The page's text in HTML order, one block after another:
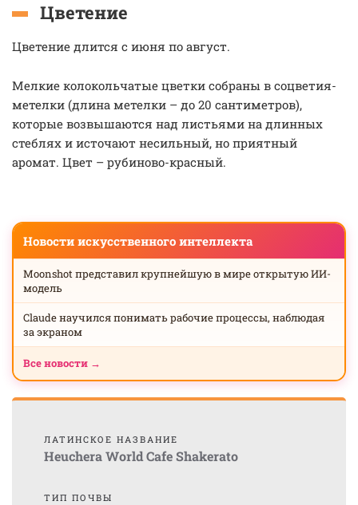
Цветение
Цветение длится с июня по август.
Мелкие колокольчатые цветки собраны в соцветия-
метелки (длина метелки – до 20 сантиметров),
которые возвышаются над листьями на длинных
стеблях и источают несильный, но приятный
аромат. Цвет – рубиново-красный.
Новости искусственного интеллекта
Moonshot представил крупнейшую в мире открытую ИИ-
модель
Claude научился понимать рабочие процессы, наблюдая
за экраном
Все новости →
ЛАТИНСКОЕ НАЗВАНИЕ
Heuchera World Cafe Shakerato
ТИП ПОЧВЫ